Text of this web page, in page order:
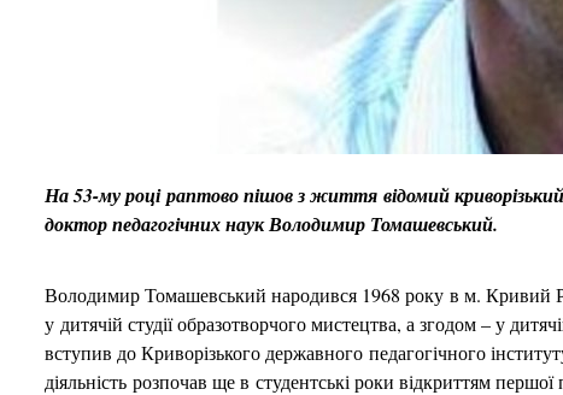
На 53-му році раптово пішов з життя відомий
доктор педагогічних наук Володимир Томашевський.
Володимир Томашевський народився 1968 року в м. Кривий
у дитячій студії образотворчого мистецтва, а згодом – у
вступив до Криворізького державного педагогічного
діяльність розпочав ще в студентські роки відкриттям